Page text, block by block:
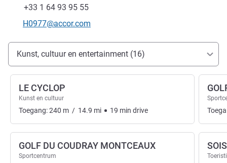
Fax
+33 1 64 93 95 55
E-mailadres voor contact
H0977@accor.com
Toegang en transport
Kunst, cultuur en entertainment (16)
LE CYCLOP
Kunst en cultuur
Toegang:240 m / 14.9 mi 19 min drive
GOLF DU COUDRAY MONTCEAUX
Sportcentrum